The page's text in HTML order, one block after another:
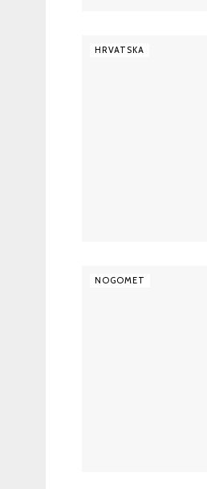
HRVATSKA
NOGOMET